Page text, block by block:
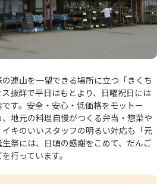
連山を一望できる場所に立つ「きくち
抜群で平日はもとより、日曜祝日には
す。安全・安心・低価格をモットー
地元の料理自慢がつくる弁当・惣菜や
キのいいスタッフの明るい対応も「元
祭には、日頃の感謝をこめて、だんご
行っています。